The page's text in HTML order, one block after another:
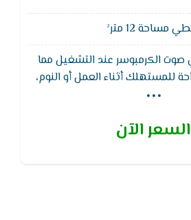
مساحة 12 متر²
صوت الكرمبوسر عند التشغيل مما
للمستهلك أثناء العمل أو النوم،
لا تشعر بوجود ضوضاء كما في بقي
...
السعر الآن